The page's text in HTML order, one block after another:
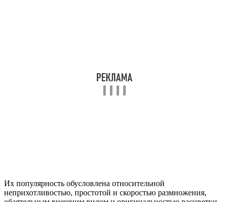
Их популярность обусловлена относительной
неприхотливостью, простотой и скоростью размножения,